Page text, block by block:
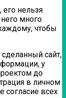
нельзя
много
чтобы
сайт,
у
до
в личном
согласие всех